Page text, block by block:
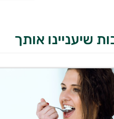
שיעניינו אותך